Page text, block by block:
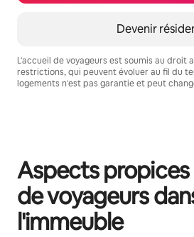
Devenir
L'accueil de voyageurs est soumis au droit
restrictions, qui peuvent évoluer au fil du
logements n'est pas garantie et peut
Aspects propices
de voyageurs
l'immeuble